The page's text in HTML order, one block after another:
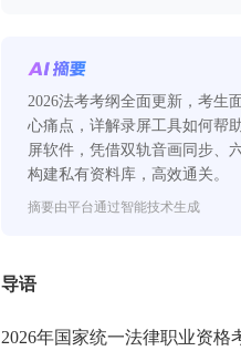
2026法考考纲全面更新，考生
心痛点，详解录屏工具如何帮
屏软件，凭借双轨音画同步、
构建私有资料库，高效通关。
摘要由平台通过智能技术生成
导语
2026年国家统一法律职业资